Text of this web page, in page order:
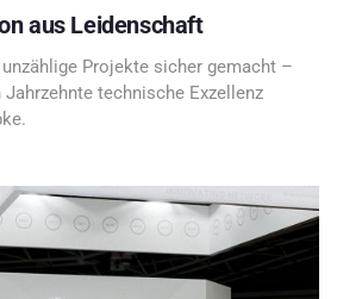
aus Leidenschaft
Projekte sicher gemacht –
technische Exzellenz